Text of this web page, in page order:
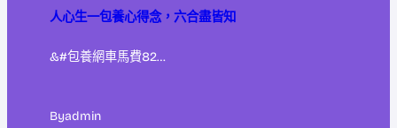
人心生一包養心得念，六合盡皆知
&#包養網車馬費82…
Byadmin